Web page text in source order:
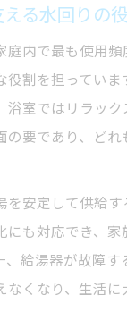
る水回りの
庭内で最も使用
役割を担っていま
浴室ではリラッ
の要であり、ど
を安定して供給す
にも対応でき、家
、給湯器が故障す
なくなり、生活